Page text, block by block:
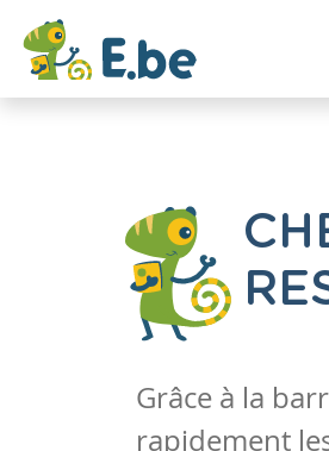
Grâce à la
rapidement